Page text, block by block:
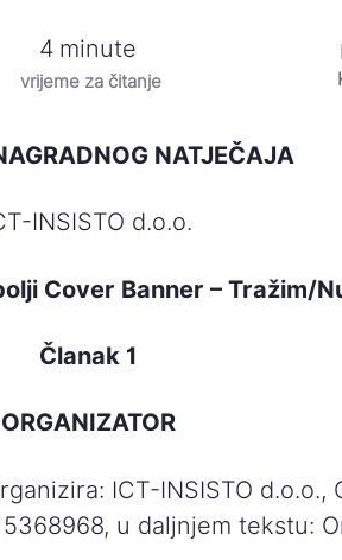
vrijeme za čitanje
4 minute
NATJEČAJA
INSISTO d.o.o.
Cover Banner – Tražim/
Članak 1
ORGANIZATOR
ICT-INSISTO d.o.o.,
u daljnjem tekstu: